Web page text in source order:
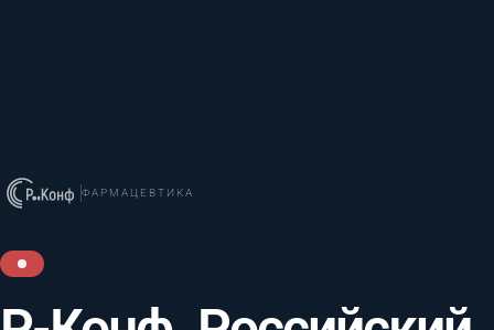
ФАРМАЦЕВТИКА